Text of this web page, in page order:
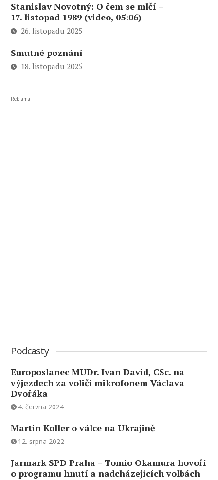
Stanislav Novotný: O čem se mlčí –
17. listopad 1989 (video, 05:06)
26. listopadu 2025
Smutné poznání
18. listopadu 2025
Reklama
Podcasty
Europoslanec MUDr. Ivan David, CSc. na
výjezdech za voliči mikrofonem Václava
Dvořáka
4. června 2024
Martin Koller o válce na Ukrajině
12. srpna 2022
Jarmark SPD Praha – Tomio Okamura hovoří
o programu hnutí a nadcházejících volbách